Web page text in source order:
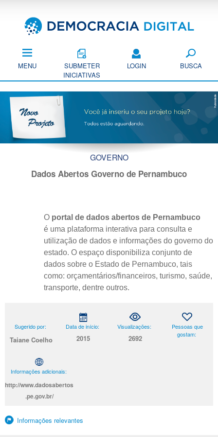
principal
MENU
SUBMETER
INICIATIVAS
LOGIN BUSCA
GOVERNO
Dados Abertos Governo de Pernambuco
O portal de dados abertos de Pernambuco
é uma plataforma interativa para consulta e
utilização de dados e informações do governo do
estado. O espaço disponibiliza conjunto de
dados sobre o Estado de Pernambuco, tais
como: orçamentários/financeiros, turismo, saúde,
transporte, dentre outros.
Sugerido por:
Taiane Coelho
Data de início:
2015
Visualizações:
2692
Pessoas que
gostam:
Informações adicionais:
http://www.dadosabertos
.pe.gov.br/
Informações relevantes